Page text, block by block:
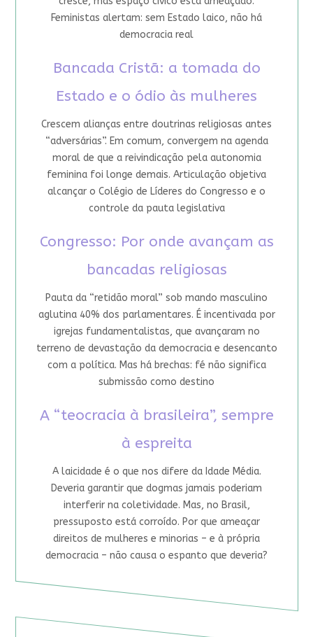
Feministas alertam: sem Estado laico, não há
democracia real
Bancada Cristã: a tomada do
Estado e o ódio às mulheres
Crescem alianças entre doutrinas religiosas antes
“adversárias”. Em comum, convergem na agenda
moral de que a reivindicação pela autonomia
feminina foi longe demais. Articulação objetiva
alcançar o Colégio de Líderes do Congresso e o
controle da pauta legislativa
Congresso: Por onde avançam as
bancadas religiosas
Pauta da “retidão moral” sob mando masculino
aglutina 40% dos parlamentares. É incentivada por
igrejas fundamentalistas, que avançaram no
terreno de devastação da democracia e desencanto
com a política. Mas há brechas: fé não significa
submissão como destino
A “teocracia à brasileira”, sempre
à espreita
A laicidade é o que nos difere da Idade Média.
Deveria garantir que dogmas jamais poderiam
interferir na coletividade. Mas, no Brasil,
pressuposto está corroído. Por que ameaçar
direitos de mulheres e minorias – e à própria
democracia – não causa o espanto que deveria?